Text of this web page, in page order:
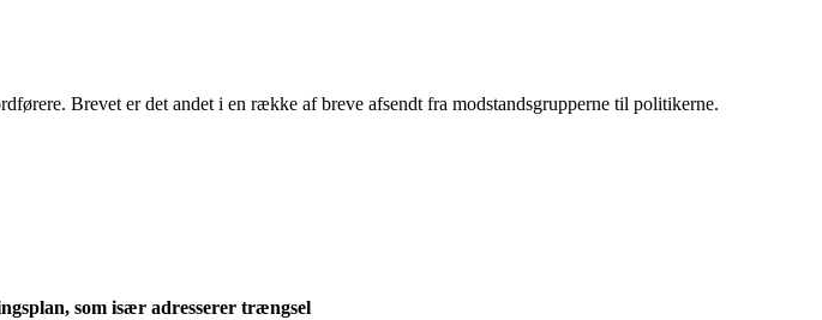
Brevet er det andet i en række af breve afsendt fra modstandsgrupperne til politikerne.
som især adresserer trængsel